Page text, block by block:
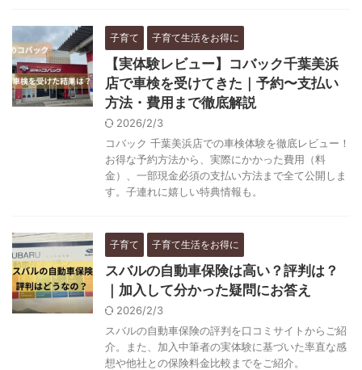
子育て 子育て生活をお得に
【実体験レビュー】コバック千葉美浜
店で車検を受けてきた｜予約〜支払い
方法・費用まで徹底解説
2026/2/3
コバック 千葉美浜店での車検体験を徹底レビュー！
お得な予約方法から、実際にかかった費用（料
金）、一部現金必須の支払い方法まで全て公開しま
す。子連れに嬉しい特典情報も。
子育て 子育て生活をお得に
スバルの自動車保険は高い？評判は？
｜加入して分かった疑問にお答え
2026/2/3
スバルの自動車保険の評判を口コミサイトからご紹
介。また、加入中筆者の実体験に基づいた率直な感
想や他社との保険料金比較までをご紹介。